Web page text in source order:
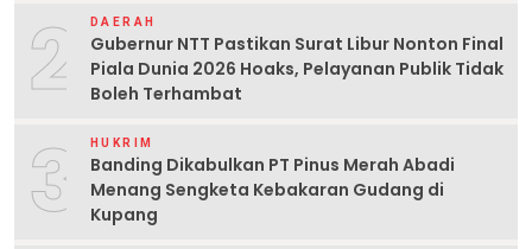
2 DAERAH
Gubernur NTT Pastikan Surat Libur Nonton Final
Piala Dunia 2026 Hoaks, Pelayanan Publik Tidak
Boleh Terhambat
3 HUKRIM
Banding Dikabulkan PT Pinus Merah Abadi
Menang Sengketa Kebakaran Gudang di
Kupang